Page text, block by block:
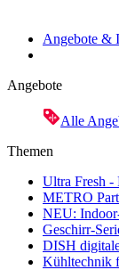
Angebote &
Angebote
Alle
Themen
Ultra Fresh -
METRO
NEU:
Geschirr-
DISH
Kühltechnik